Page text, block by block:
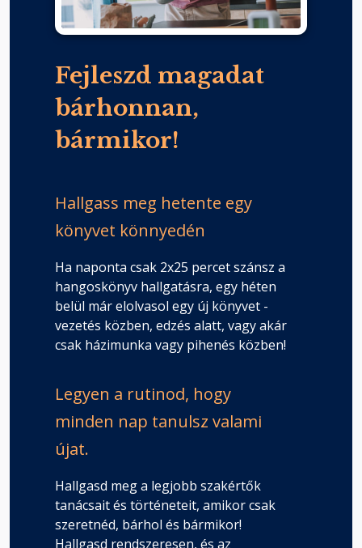
Fejleszd magadat
bárhonnan,
bármikor!
Hallgass meg hetente egy
könyvet könnyedén
Ha naponta csak 2x25 percet szánsz a
hangoskönyv hallgatásra, egy héten
belül már elolvasol egy új könyvet -
vezetés közben, edzés alatt, vagy akár
csak házimunka vagy pihenés közben!
Legyen a rutinod, hogy
minden nap tanulsz valami
újat.
Hallgasd meg a legjobb szakértők
tanácsait és történeteit, amikor csak
szeretnéd, bárhol és bármikor!
Hallgasd rendszeresen, és az